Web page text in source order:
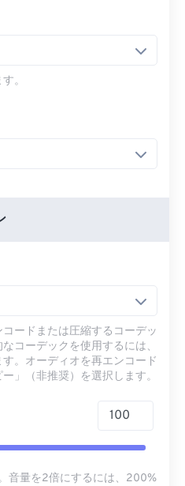
。
ードまたは圧縮するコーデッ
コーデックを使用するには、
す。オーディオを再エンコード
」（非推奨）を選択します。
音量を2倍にするには、200%